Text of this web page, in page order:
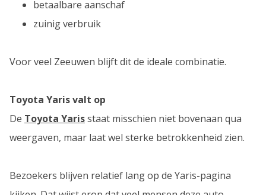
betaalbare aanschaf
zuinig verbruik
Voor veel Zeeuwen blijft dit de ideale combinatie.
Toyota Yaris valt op
De Toyota Yarisstaat misschien niet bovenaan qua
weergaven, maar laat wel sterke betrokkenheid zien.
Bezoekers blijven relatief lang op de Yaris-pagina